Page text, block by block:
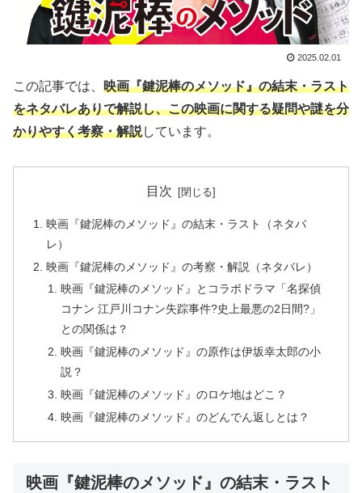
2025.02.01
この記事では、 映画『鍵泥棒のメソッド』の結末・ラスト
をネタバレありで解説し、この映画に関する疑問や謎を分
かりやすく考察・解説しています。
目次
映画『鍵泥棒のメソッド』の結末・ラスト（ネタバ
レ）
映画『鍵泥棒のメソッド』の考察・解説（ネタバレ）
映画『鍵泥棒のメソッド』とコラボドラマ「名探偵
コナン 江戸川コナン失踪事件?史上最悪の2日間?」
との関係は？
映画『鍵泥棒のメソッド』の原作は伊坂幸太郎の小
説？
映画『鍵泥棒のメソッド』のロケ地はどこ？
映画『鍵泥棒のメソッド』のどんでん返しとは？
映画『鍵泥棒のメソッド』の結末・ラスト